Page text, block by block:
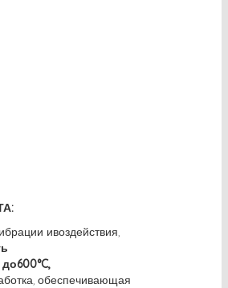
ивоздействия,
обеспечивающая